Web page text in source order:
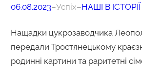
06.08.2023–Успіх–НАШІ В ІСТОРІЇ
Нащадки цукрозаводчика
передали Тростянецькому
родинні картини та раритетні